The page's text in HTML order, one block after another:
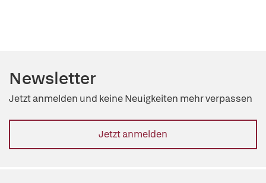
Newsletter
Jetzt anmelden und keine Neuigkeiten mehr verpassen
Jetzt anmelden